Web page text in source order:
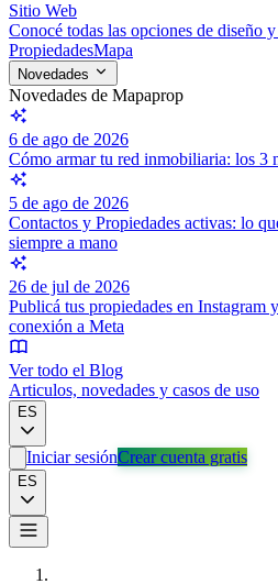
Sitio Web
Conocé todas las opciones de diseño
PropiedadesMapa
Novedades
Novedades de Mapaprop
6 de ago de 2026
Cómo armar tu red inmobiliaria: los 3
5 de ago de 2026
Contactos y Propiedades activas: lo
siempre a mano
26 de jul de 2026
Publicá tus propiedades en Instagram
conexión a Meta
Ver todo el Blog
Articulos, novedades y casos de uso
ES
Iniciar sesiónCrear cuenta gratis
ES